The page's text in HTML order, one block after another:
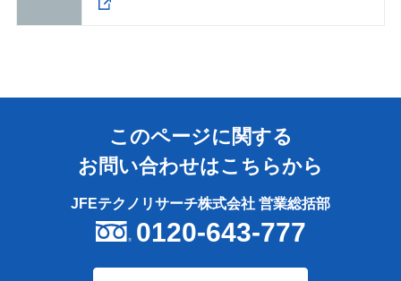
このページに関する
お問い合わせはこちらから
JFEテクノリサーチ株式会社 営業総括部
0120-643-777